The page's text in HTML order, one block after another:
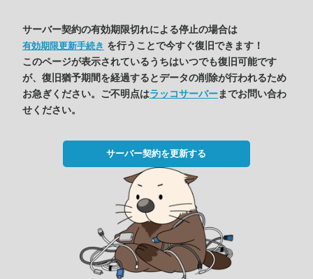
サーバー契約の有効期限切れによる停止の場合は
有効期限更新手続き を行うことで今すぐ復旧できます！
このページが表示されているうちはいつでも復旧可能です
が、復旧猶予期間を経過するとデータの削除が行われるため
お急ぎください。ご不明点はラッコサーバーまでお問い合わ
せください。
サーバー契約を更新する